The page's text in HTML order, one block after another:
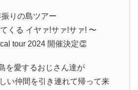
りの島ツアー
くる イヤァ!サァ!サァ! 〜
tour 2024 開催決定👏
を愛するおじさん達が
い仲間を引き連れて帰って来